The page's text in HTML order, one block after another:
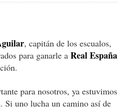
, capitán de los escualos,
para ganarle a Real España
para nosotros, ya estuvimos
Si uno lucha un camino así de